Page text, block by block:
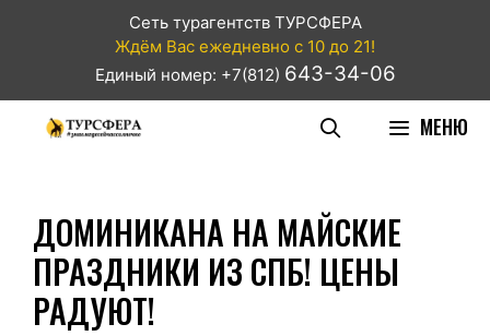
Сеть турагентств ТУРСФЕРА
Ждём Вас ежедневно с 10 до 21!
Единый номер: +7(812) 643-34-06
МЕНЮ
ДОМИНИКАНА НА МАЙСКИЕ
ПРАЗДНИКИ ИЗ СПБ! ЦЕНЫ
РАДУЮТ!